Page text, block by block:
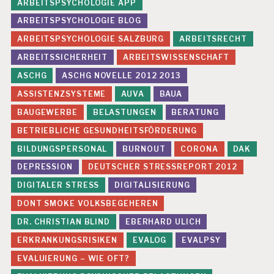
P
E
T
E
N
Z
Z
E
N
T
R
U
M
A
R
B
E
I
T
S
P
S
Y
ARBEITSPSYCHOLOGIE APP
ARBEITSPSYCHOLOGIE BLOG
ARBEITSPSYCHOLOGIE SALZBURG
ARBEITSRECHT
ARBEITSSICHERHEIT
ARBEITSWISSENSCHAFT
ASCHG
ASCHG NOVELLE 2012 2013
ASSISTENZSYSTEME
AUVA
BAUA
BAUGEWERBE
BELASTUNGEN
BERATUNG
BETRIEBLICHE GESUNDHEITSFÖRDERUNG
BILDUNGSPERSONAL
BURNOUT CORONA
DAK
DEPRESSION
DEUTSCHER STRESSREPORT 2012
DIGITALER STRESS
DIGITALISIERUNG
DONT SMOKE VOLKSBEGEHEREN
DR. CHRISTIAN BLIND
EBERHARD ULICH
ERKRANKUNGSRISIKEN
EVALOG
EVALPSY
EVALUIERUNG – WIE OFT?